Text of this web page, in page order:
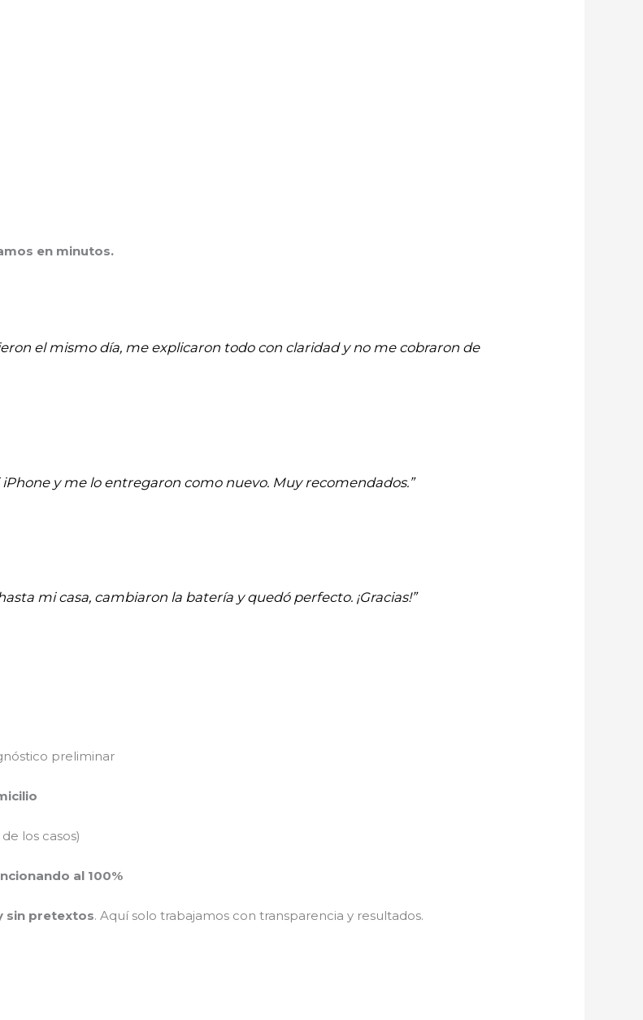
en minutos.
el mismo día, me explicaron todo con claridad y no me cobraron de
y me lo entregaron como nuevo. Muy recomendados.”
mi casa, cambiaron la batería y quedó perfecto. ¡Gracias!”
preliminar
los casos)
al 100%
sin pretextos. Aquí solo trabajamos con transparencia y resultados.